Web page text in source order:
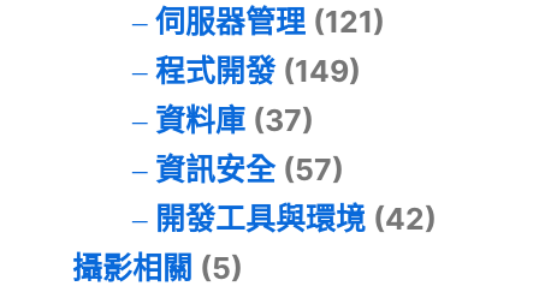
伺服器管理(121)
程式開發(149)
資料庫(37)
資訊安全(57)
開發工具與環境(42)
攝影相關 (5)